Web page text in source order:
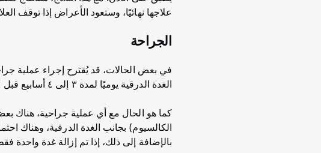
علاجها نهائيًا، وستعود الأعراض إذا توقف
الجراحة
في بعض الحالات، قد يُقترح إجراء عملية
الغدة الدرقية يوميًا لمدة ٣ إلى ٤ أسابيع قبل الجراحة للمساعدة في استقرار قطتك وتقليل مخاطر التخدير.
كما هو الحال مع أي عملية جراحية، هناك
الكالسيوم) بجانب الغدة الدرقية، وهناك
بالإضافة إلى ذلك، إذا تم إزالة غدة واحدة